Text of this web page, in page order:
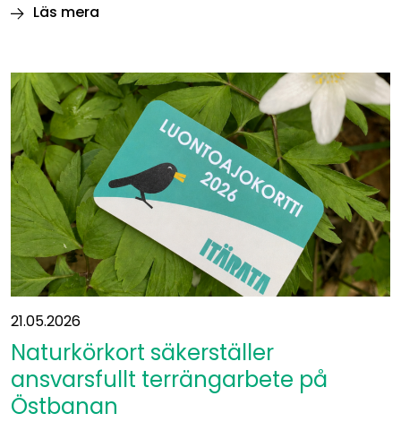
Läs mera
området
för Östbanan kartläggs
21.05.2026
Naturkörkort säkerställer
ansvarsfullt terrängarbete på
Östbanan